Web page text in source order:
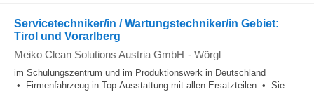
Servicetechniker/in / Wartungstechniker/in Gebiet:
Tirol und Vorarlberg
Meiko Clean Solutions Austria GmbH - Wörgl
im Schulungszentrum und im Produktionswerk in Deutschland
• Firmenfahrzeug in Top-Ausstattung mit allen Ersatzteilen • Sie